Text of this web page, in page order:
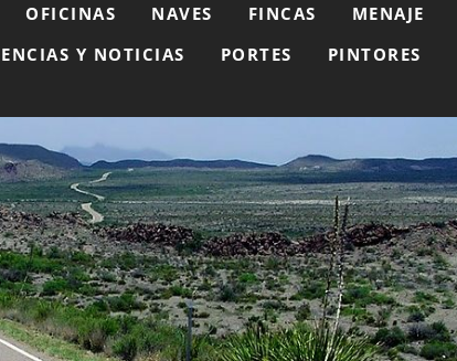
OFICINAS NAVES FINCAS MENAJE
Y NOTICIAS PORTES PINTORES